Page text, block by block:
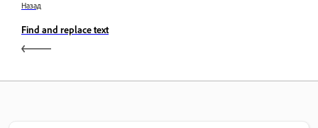
Назад
Find and replace text